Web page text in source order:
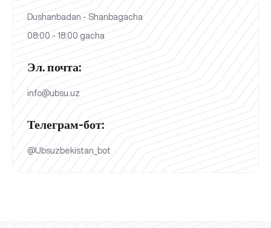
Dushanbadan - Shanbagacha
08:00 - 18:00 gacha
Эл. почта:
info@ubsu.uz
Телеграм-бот:
@Ubsuzbekistan_bot